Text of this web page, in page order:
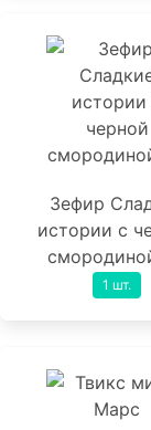
Зефир
истории с
1 шт.